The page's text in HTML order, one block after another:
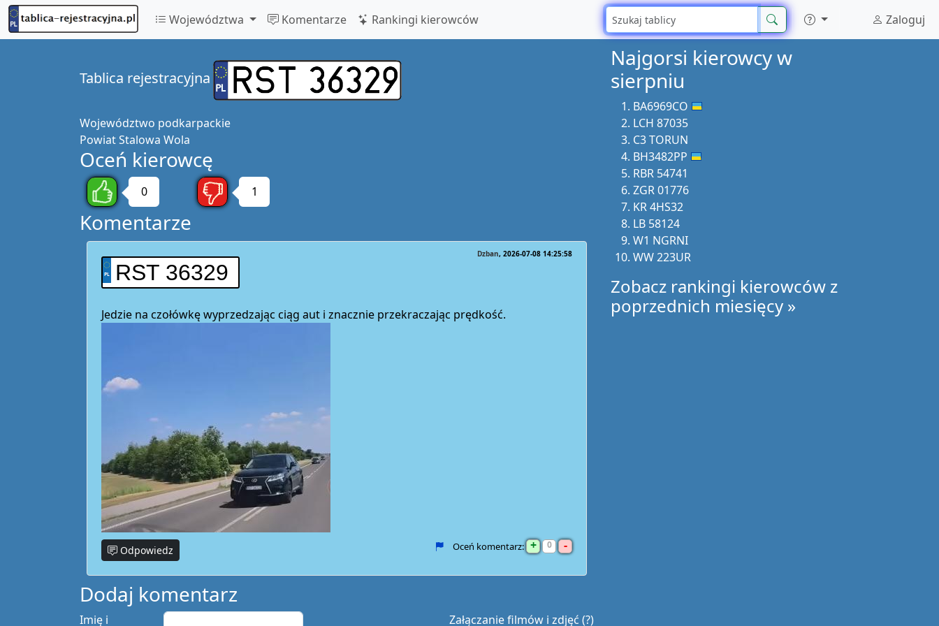
Województwa Komentarze Rankingi kierowców Zaloguj
Tablica rejestracyjna
Województwo podkarpackie
PowiatStalowa Wola
Oceń kierowcę
0 1
Komentarze
RST 36329
Dzban 2026-07-08 14:25:58
Jedzie na czołówkę wyprzedzając ciąg aut i znacznie przekraczając prędkość.
Odpowiedz Oceń komentarz: + 0 -
Dodaj komentarz
Załączanie filmów i zdjęć (?)
Imię i
Najgorsi kierowcy w
sierpniu
BA6969CO
LCH 87035
C3 TORUN
BH3482PP
RBR 54741
ZGR 01776
KR 4HS32
LB 58124
W1 NGRNI
WW 223UR
Zobacz rankingi kierowców z
poprzednich miesięcy »